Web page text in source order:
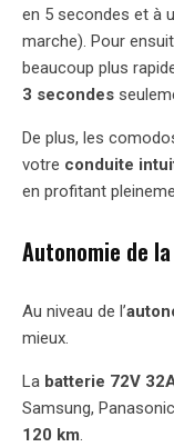
en 5 secondes et à
marche). Pour
beaucoup plus
3 secondes
De plus, les
votre conduite
en profitant
Autonomie de
Au niveau de l’
mieux.
La batterie 72V
Samsung,
120 km.